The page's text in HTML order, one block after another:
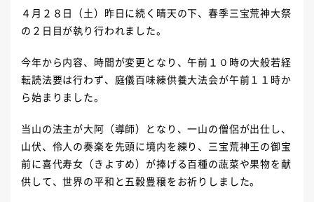
４月２８日（土）昨日に続く晴天の下、春季三宝荒神大祭
の２日目が執り行われました。
今年から内容、時間が変更となり、午前１０時の大般若経
転読法要は行わず、庭儀百味練供養大法会が午前１１時か
ら始まりました。
当山の法主が大阿（導師）となり、一山の僧侶が出仕し、
山伏、伶人の奏楽を先頭に境内を練り、三宝荒神王の御宝
前に喜代寿女（きよすめ）が捧げる百種の蔬菜や果物を献
供して、世界の平和と五穀豊穣をお祈りしました。